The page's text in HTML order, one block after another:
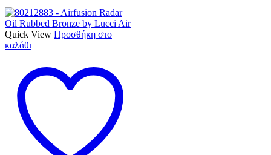
Quick View Προσθήκη στο
καλάθι